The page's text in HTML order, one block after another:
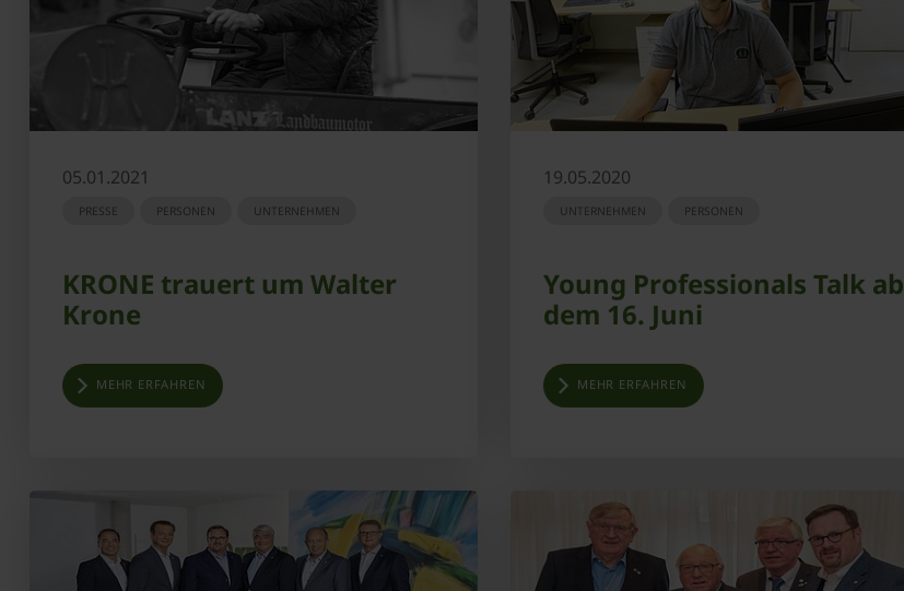
05.01.2021
PRESSE PERSONEN UNTERNEHMEN
KRONE trauert um Walter
Krone
MEHR ERFAHREN
19.05.2020
UNTERNEHMEN PERSONEN
Young Professionals Talk ab
dem 16. Juni
MEHR ERFAHREN